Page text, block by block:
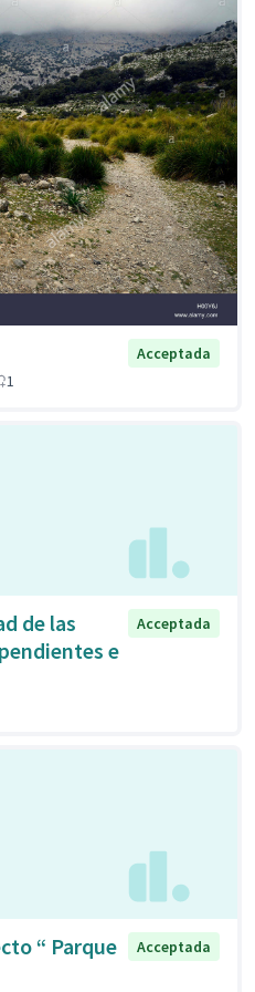
Acceptada
1
de las
e
Acceptada
“ Parque
Acceptada